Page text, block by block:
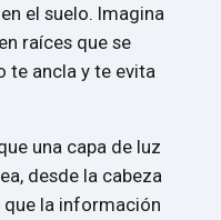
el suelo. Imagina
raíces que se
te ancla y te evita
una capa de luz
desde la cabeza
que la información